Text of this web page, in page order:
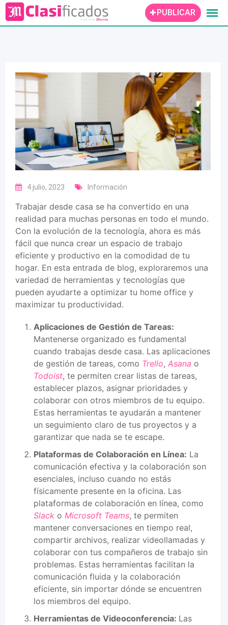
Skip
to
PUBLICAR
4 julio, 2023 Información
Trabajar desde casa se ha convertido en una
realidad para muchas personas en todo el mundo.
Con la evolución de la tecnología, ahora es más
fácil que nunca crear un espacio de trabajo
eficiente y productivo en la comodidad de tu
hogar. En esta entrada de blog, exploraremos una
variedad de herramientas y tecnologías que
pueden ayudarte a optimizar tu home office y
maximizar tu productividad.
Aplicaciones de Gestión de Tareas:
Mantenerse organizado es fundamental
cuando trabajas desde casa. Las aplicaciones
de gestión de tareas, como Trello, Asana o
Todoist, te permiten crear listas de tareas,
establecer plazos, asignar prioridades y
colaborar con otros miembros de tu equipo.
Estas herramientas te ayudarán a mantener
un seguimiento claro de tus proyectos y a
garantizar que nada se te escape.
Plataformas de Colaboración en Línea: La
comunicación efectiva y la colaboración son
esenciales, incluso cuando no estás
físicamente presente en la oficina. Las
plataformas de colaboración en línea, como
Slack o Microsoft Teams, te permiten
mantener conversaciones en tiempo real,
compartir archivos, realizar videollamadas y
colaborar con tus compañeros de trabajo sin
problemas. Estas herramientas facilitan la
comunicación fluida y la colaboración
eficiente, sin importar dónde se encuentren
los miembros del equipo.
Herramientas de Videoconferencia: Las